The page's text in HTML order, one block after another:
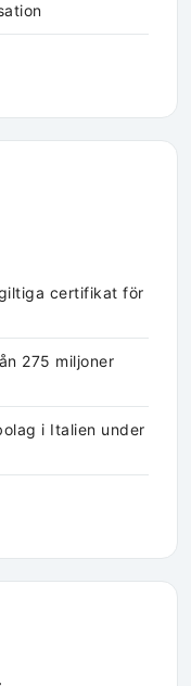
certifikat för
275 miljoner
i Italien under